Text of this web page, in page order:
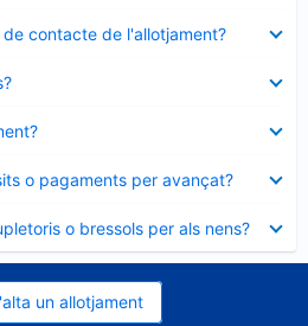
contacte de l'allotjament?
o pagaments per avançat?
o bressols per als nens?
un allotjament